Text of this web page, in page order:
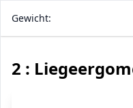
Gewicht:
2 :